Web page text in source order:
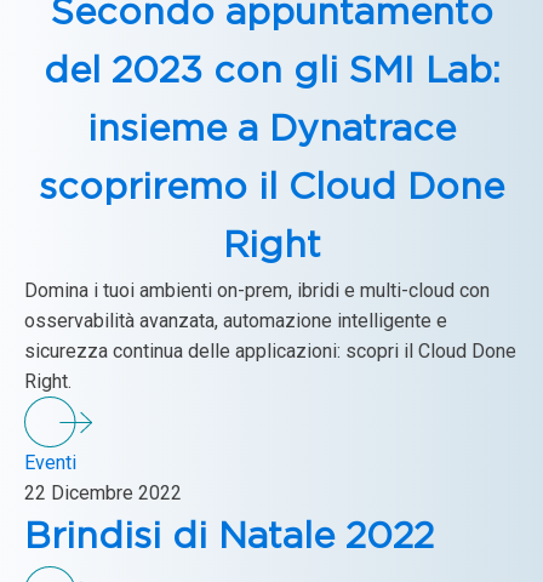
Secondo appuntamento
del 2023 con gli SMI Lab:
insieme a Dynatrace
scopriremo il Cloud Done
Right
Domina i tuoi ambienti on-prem, ibridi e multi-cloud con
osservabilità avanzata, automazione intelligente e
sicurezza continua delle applicazioni: scopri il Cloud Done
Right.
Eventi
22 Dicembre 2022
Brindisi di Natale 2022